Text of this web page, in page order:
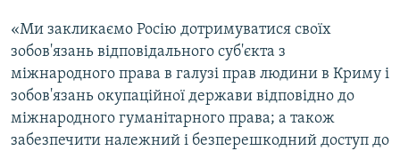
«Ми закликаємо Росію дотримуватися своїх
зобов'язань відповідального суб'єкта з
міжнародного права в галузі прав людини в Криму і
зобов'язань окупаційної держави відповідно до
міжнародного гуманітарного права; а також
забезпечити належний і безперешкодний доступ до